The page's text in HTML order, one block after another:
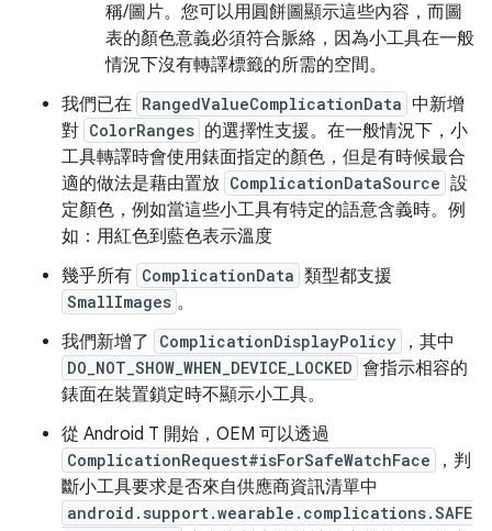
稱/圖片。您可以用圓餅圖顯示這些內容，而圖
表的顏色意義必須符合脈絡，因為小工具在一般
情況下沒有轉譯標籤的所需的空間。
我們已在 RangedValueComplicationData 中新增
對 ColorRanges 的選擇性支援。在一般情況下，小
工具轉譯時會使用錶面指定的顏色，但是有時候最合
適的做法是藉由置放 ComplicationDataSource 設
定顏色，例如當這些小工具有特定的語意含義時。例
如：用紅色到藍色表示溫度
幾乎所有 ComplicationData 類型都支援
SmallImages 。
我們新增了
ComplicationDisplayPolicy ，其中
DO_NOT_SHOW_WHEN_DEVICE_LOCKED 會指示相容的
錶面在裝置鎖定時不顯示小工具。
從 Android T 開始，OEM 可以透過
ComplicationRequest#isForSafeWatchFace
，判
斷小工具要求是否來自供應商資訊清單中
android.support.wearable.complications.SAFE